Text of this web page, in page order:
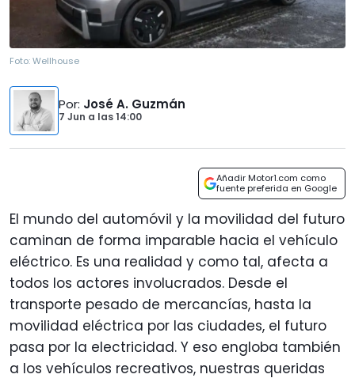
Foto:Wellhouse
Por: José A. Guzmán
7 Jun a las14:00
Añadir Motor1.com como
fuente preferida en Google
El mundo del automóvil y la movilidad del futuro
caminan de forma imparable hacia el vehículo
eléctrico. Es una realidad y como tal, afecta a
todos los actores involucrados. Desde el
transporte pesado de mercancías, hasta la
movilidad eléctrica por las ciudades, el futuro
pasa por la electricidad. Y eso engloba también
a los vehículos recreativos, nuestras queridas